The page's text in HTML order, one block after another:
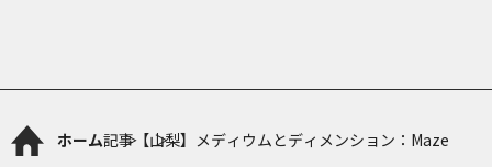
ホーム記事【山梨】メディウムとディメンション：Maze